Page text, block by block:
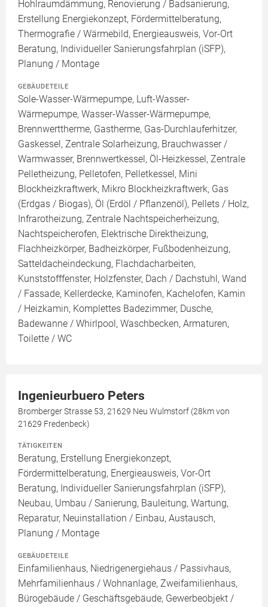
Hohlraumdämmung, Renovierung / Badsanierung,
Erstellung Energiekonzept, Fördermittelberatung,
Thermografie / Wärmebild, Energieausweis, Vor-Ort
Beratung, Individueller Sanierungsfahrplan (iSFP),
Planung / Montage
GEBÄUDETEILE
Sole-Wasser-Wärmepumpe, Luft-Wasser-
Wärmepumpe, Wasser-Wasser-Wärmepumpe,
Brennwerttherme, Gastherme, Gas-Durchlauferhitzer,
Gaskessel, Zentrale Solarheizung, Brauchwasser /
Warmwasser, Brennwertkessel, Öl-Heizkessel, Zentrale
Pelletheizung, Pelletofen, Pelletkessel, Mini
Blockheizkraftwerk, Mikro Blockheizkraftwerk, Gas
(Erdgas / Biogas), Öl (Erdöl / Pflanzenöl), Pellets / Holz,
Infrarotheizung, Zentrale Nachtspeicherheizung,
Nachtspeicherofen, Elektrische Direktheizung,
Flachheizkörper, Badheizkörper, Fußbodenheizung,
Satteldacheindeckung, Flachdacharbeiten,
Kunststofffenster, Holzfenster, Dach / Dachstuhl, Wand
/ Fassade, Kellerdecke, Kaminofen, Kachelofen, Kamin
/ Heizkamin, Komplettes Badezimmer, Dusche,
Badewanne / Whirlpool, Waschbecken, Armaturen,
Toilette / WC
Ingenieurbuero Peters
Bromberger Strasse 53, 21629 Neu Wulmstorf (28km von
21629 Fredenbeck)
TÄTIGKEITEN
Beratung, Erstellung Energiekonzept,
Fördermittelberatung, Energieausweis, Vor-Ort
Beratung, Individueller Sanierungsfahrplan (iSFP),
Neubau, Umbau / Sanierung, Bauleitung, Wartung,
Reparatur, Neuinstallation / Einbau, Austausch,
Planung / Montage
GEBÄUDETEILE
Einfamilienhaus, Niedrigenergiehaus / Passivhaus,
Mehrfamilienhaus / Wohnanlage, Zweifamilienhaus,
Bürogebäude / Geschäftsgebäude, Gewerbeobjekt /